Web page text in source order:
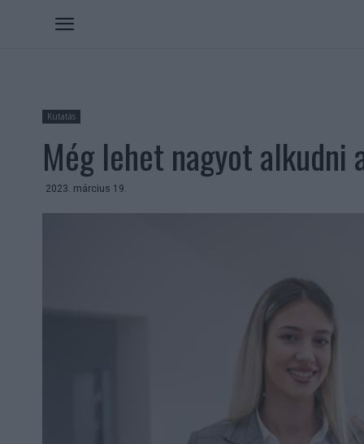
Kutatás
Még lehet nagyot alkudni
2023. március 19.